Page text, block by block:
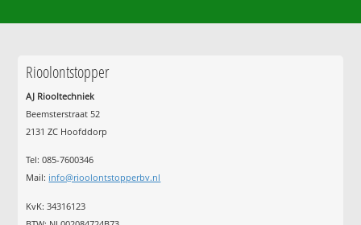
Rioolontstopper
AJ Riooltechniek
Beemsterstraat 52
2131 ZC Hoofddorp
Tel:085-7600346
Mail: info@rioolontstopperbv.nl
KvK: 34316123